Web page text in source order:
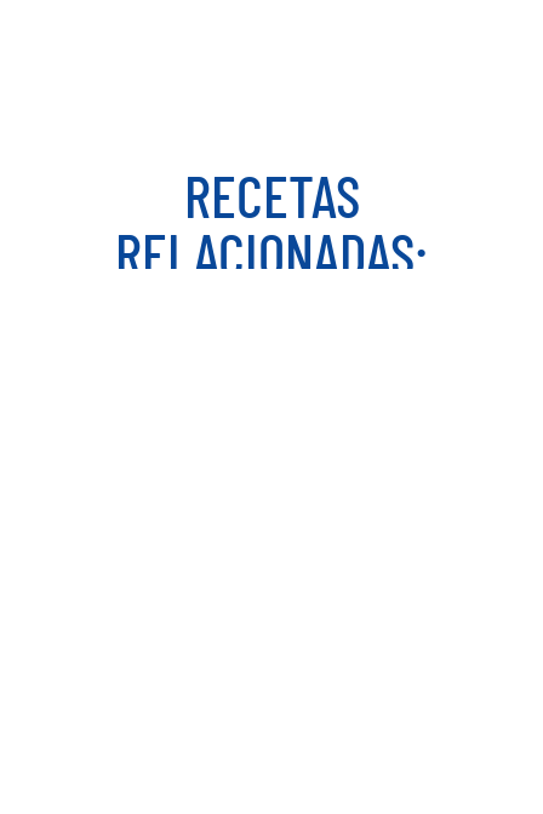
RECETAS
RELACIONADAS: